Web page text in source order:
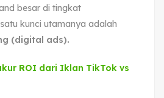
besar di tingkat
kunci utamanya adalah
(digital ads).
ROI dari Iklan TikTok vs